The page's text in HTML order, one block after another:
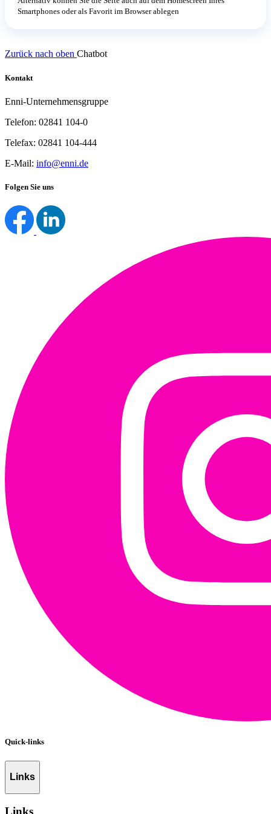
Smartphones oder als Favorit im Browser ablegen
Zurück nach oben Chatbot
Kontakt
Enni-Unternehmensgruppe
Telefon: 02841 104-0
Telefax: 02841 104-444
E-Mail: info@enni.de
Folgen Sie uns
Quick-links
Links